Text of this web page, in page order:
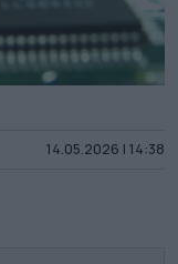
14.05.2026 | 14:38